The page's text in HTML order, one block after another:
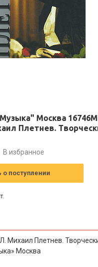
Москва
Плетнев.
В избранное
поступлении
Михаил Плетнев.
Москва